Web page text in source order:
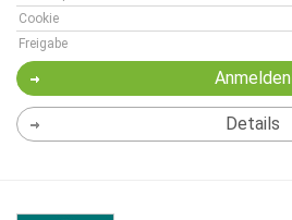
Cookie
Freigabe
Anmelden
Details